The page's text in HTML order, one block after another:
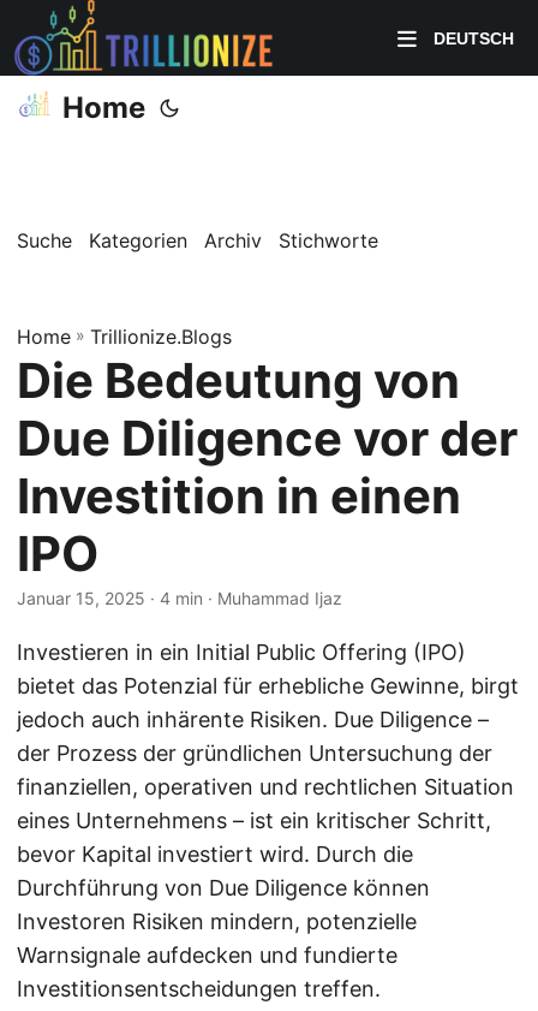
DEUTSCH
Home
Suche Kategorien Archiv Stichworte
Home » Trillionize.Blogs
Die Bedeutung von
Due Diligence vor der
Investition in einen
IPO
Januar 15, 2025 · 4 min · Muhammad Ijaz
Investieren in ein Initial Public Offering (IPO)
bietet das Potenzial für erhebliche Gewinne, birgt
jedoch auch inhärente Risiken. Due Diligence –
der Prozess der gründlichen Untersuchung der
finanziellen, operativen und rechtlichen Situation
eines Unternehmens – ist ein kritischer Schritt,
bevor Kapital investiert wird. Durch die
Durchführung von Due Diligence können
Investoren Risiken mindern, potenzielle
Warnsignale aufdecken und fundierte
Investitionsentscheidungen treffen.